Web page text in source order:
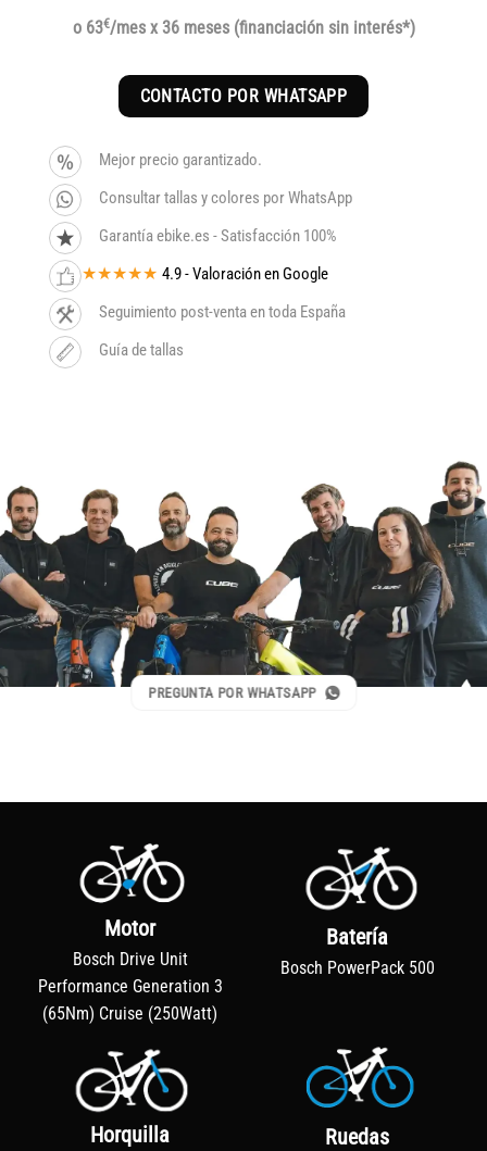
precio
original
era:
2.649€.
precio
actual
es:
2.252€.
o 63€/mes x 36 meses (financiación sin interés*)
CONTACTO POR WHATSAPP
Mejor precio garantizado.
Consultar tallas y colores por WhatsApp
Garantía ebike.es - Satisfacción 100%
★★★★★ 4.9 - Valoración en Google
Seguimiento post-venta en toda España
Guía de tallas
PREGUNTA POR WHATSAPP
Motor
Bosch Drive Unit
Performance Generation 3
(65Nm) Cruise (250Watt)
Batería
Bosch PowerPack 500
Horquilla Ruedas